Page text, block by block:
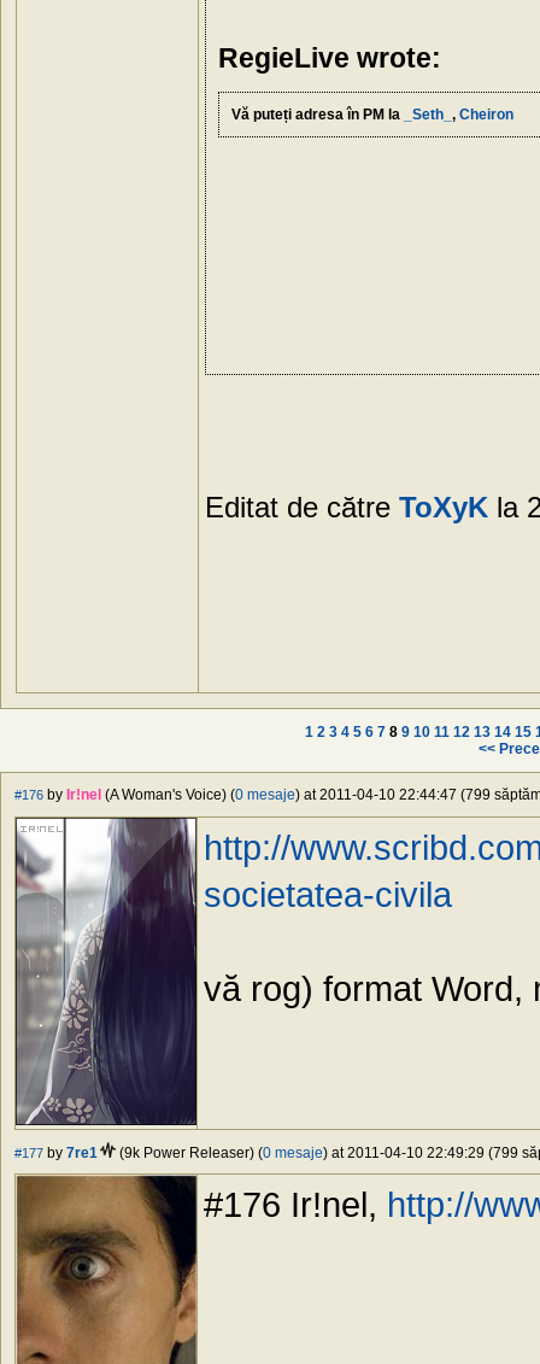
RegieLive wrote:
Vă puteți adresa în PM la _Seth_ , Cheiron
Editat de către ToXyK la
1 2 3 4 5 6 7 8 9 10 11 12 13 14 15
<<
#176 by Ir!nel (A Woman's Voice) (0 mesaje) at 2011-04-10 22:44:47 (799
http://
societatea-civila
vă rog) format
#177 by 7re1 (9k Power Releaser) (0 mesaje) at 2011-04-10 22:49:29 (799
#176 Ir!nel, http://